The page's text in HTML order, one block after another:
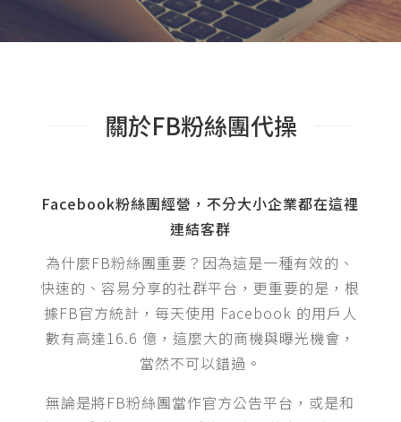
關於FB粉絲團代操
Facebook粉絲團經營，不分大小企業都在這裡
連結客群
為什麼FB粉絲團重要？因為這是一種有效的、
快速的、容易分享的社群平台，更重要的是，根
據FB官方統計，每天使用 Facebook 的用戶人
數有高達16.6 億，這麼大的商機與曝光機會，
當然不可以錯過。
無論是將FB粉絲團當作官方公告平台，或是和